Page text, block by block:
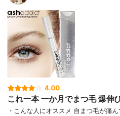
4.00
これ一本 一か月でまつ毛 爆伸
・こんな人にオススメ 自まつ毛が痛